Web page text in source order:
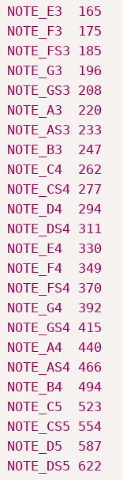
NOTE_E3
165
NOTE_F3
175
NOTE_FS3
185
NOTE_G3
196
NOTE_GS3 208
NOTE_A3
220
NOTE_AS3 233
NOTE_B3
247
NOTE_C4
262
NOTE_CS4 277
NOTE_D4
294
NOTE_DS4 311
NOTE_E4
330
NOTE_F4
349
NOTE_FS4 370
NOTE_G4
392
NOTE_GS4 415
NOTE_A4
440
NOTE_AS4 466
NOTE_B4
494
NOTE_C5
523
NOTE_CS5 554
NOTE_D5
587
NOTE_DS5 622